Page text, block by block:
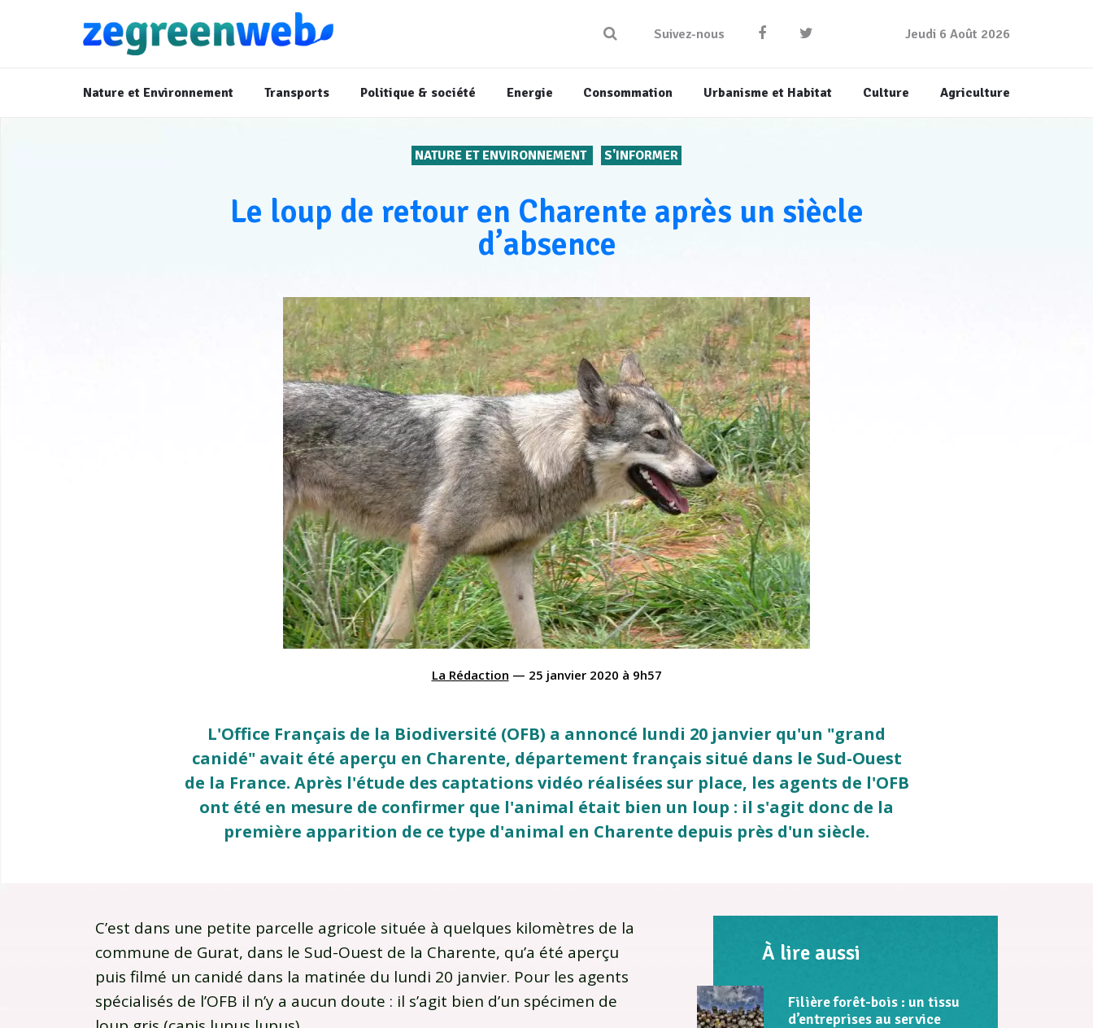
Suivez-nous Jeudi 6 Août 2026
Nature et Environnement Transports Politique & société Energie Consommation Urbanisme et Habitat Culture Agriculture
NATURE ET ENVIRONNEMENT S'INFORMER
Le loup de retour en Charente après un siècle
d’absence
La Rédaction — 25 janvier 2020 à 9h57
L'Office Français de la Biodiversité (OFB) a annoncé lundi 20 janvier qu'un "grand
canidé" avait été aperçu en Charente, département français situé dans le Sud-Ouest
de la France. Après l'étude des captations vidéo réalisées sur place, les agents de l'OFB
ont été en mesure de confirmer que l'animal était bien un loup : il s'agit donc de la
première apparition de ce type d'animal en Charente depuis près d'un siècle.
C’est dans une petite parcelle agricole située à quelques kilomètres de la
commune de Gurat, dans le Sud-Ouest de la Charente, qu’a été aperçu
puis filmé un canidé dans la matinée du lundi 20 janvier. Pour les agents
spécialisés de l’OFB il n’y a aucun doute : il s’agit bien d’un spécimen de
À lire aussi
Filière forêt-bois : un tissu
d’entreprises au service